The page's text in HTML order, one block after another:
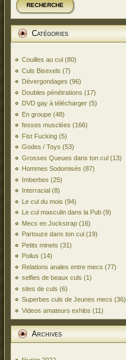
RECHERCHE
Catégories
Couilles au cul (80)
Culs Bisexels (7)
Dévergondages (96)
Doubles pénétrations (17)
DVD gay à télécharger (5)
En groupe (48)
fesses musclées (166)
Fist Fucking (5)
Godes / Toys (53)
Grosses Queues dans ton cul (13)
Hommes Sodomisés (87)
Imberbes (25)
Interracial (8)
Le cul du mois (94)
Le cul masculin dans la Pub (9)
Mecs en Jockstrap (16)
Partouze dans ton cul (19)
Petits minets (31)
Poilus (14)
Relations anales entre mecs (77)
selfies de beaux culs (1)
sites de culs (6)
Superbes culs de Jeunes mecs (36)
Videos amateurs exhibs (11)
Archives